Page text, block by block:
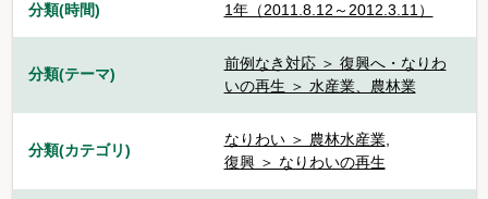
分類(時間) 1年（2011.8.12～2012.3.11）
分類(テーマ)
前例なき対応 ＞ 復興へ・なりわ
いの再生 ＞ 水産業、農林業
分類(カテゴリ)
なりわい ＞ 農林水産業,
復興 ＞ なりわいの再生